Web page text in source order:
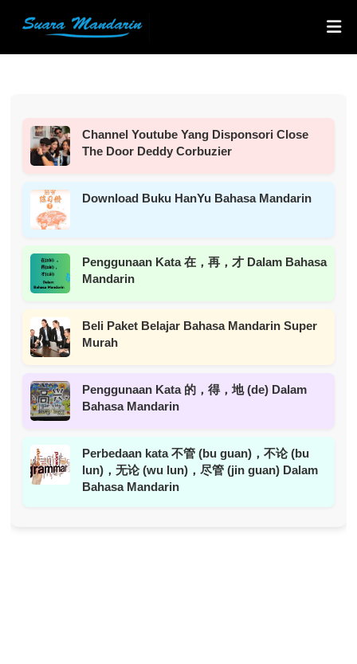
Channel Youtube Yang Disponsori Close
The Door Deddy Corbuzier
Download Buku HanYu Bahasa Mandarin
Penggunaan Kata 在，再，才 Dalam Bahasa
Mandarin
Beli Paket Belajar Bahasa Mandarin Super
Murah
Penggunaan Kata 的，得，地 (de) Dalam
Bahasa Mandarin
Perbedaan kata 不管 (bu guan)，不论 (bu
lun)，无论 (wu lun)，尽管 (jin guan) Dalam
Bahasa Mandarin